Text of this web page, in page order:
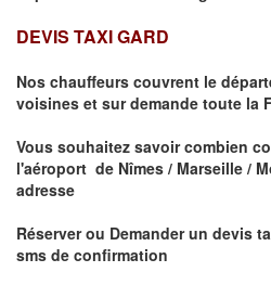
DEVIS TAXI GARD
Nos chauffeurs couvrent le
voisines et sur demande toute la
Vous souhaitez savoir combien
l'aéroport de Nîmes / Marseille /
adresse
Réserver ou Demander un devis
sms de confirmation